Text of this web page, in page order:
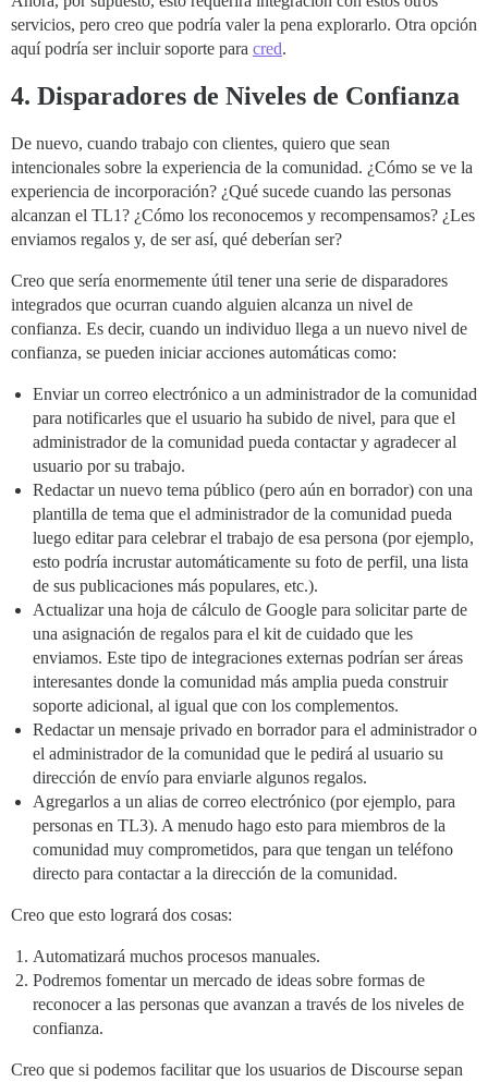
servicios, pero creo que podría valer la pena explorarlo. Otra opción
aquí podría ser incluir soporte para cred.
4. Disparadores de Niveles de Confianza
De nuevo, cuando trabajo con clientes, quiero que sean
intencionales sobre la experiencia de la comunidad. ¿Cómo se ve la
experiencia de incorporación? ¿Qué sucede cuando las personas
alcanzan el TL1? ¿Cómo los reconocemos y recompensamos? ¿Les
enviamos regalos y, de ser así, qué deberían ser?
Creo que sería enormemente útil tener una serie de disparadores
integrados que ocurran cuando alguien alcanza un nivel de
confianza. Es decir, cuando un individuo llega a un nuevo nivel de
confianza, se pueden iniciar acciones automáticas como:
Enviar un correo electrónico a un administrador de la comunidad
para notificarles que el usuario ha subido de nivel, para que el
administrador de la comunidad pueda contactar y agradecer al
usuario por su trabajo.
Redactar un nuevo tema público (pero aún en borrador) con una
plantilla de tema que el administrador de la comunidad pueda
luego editar para celebrar el trabajo de esa persona (por ejemplo,
esto podría incrustar automáticamente su foto de perfil, una lista
de sus publicaciones más populares, etc.).
Actualizar una hoja de cálculo de Google para solicitar parte de
una asignación de regalos para el kit de cuidado que les
enviamos. Este tipo de integraciones externas podrían ser áreas
interesantes donde la comunidad más amplia pueda construir
soporte adicional, al igual que con los complementos.
Redactar un mensaje privado en borrador para el administrador o
el administrador de la comunidad que le pedirá al usuario su
dirección de envío para enviarle algunos regalos.
Agregarlos a un alias de correo electrónico (por ejemplo, para
personas en TL3). A menudo hago esto para miembros de la
comunidad muy comprometidos, para que tengan un teléfono
directo para contactar a la dirección de la comunidad.
Creo que esto logrará dos cosas:
Automatizará muchos procesos manuales.
Podremos fomentar un mercado de ideas sobre formas de
reconocer a las personas que avanzan a través de los niveles de
confianza.
Creo que si podemos facilitar que los usuarios de Discourse sepan